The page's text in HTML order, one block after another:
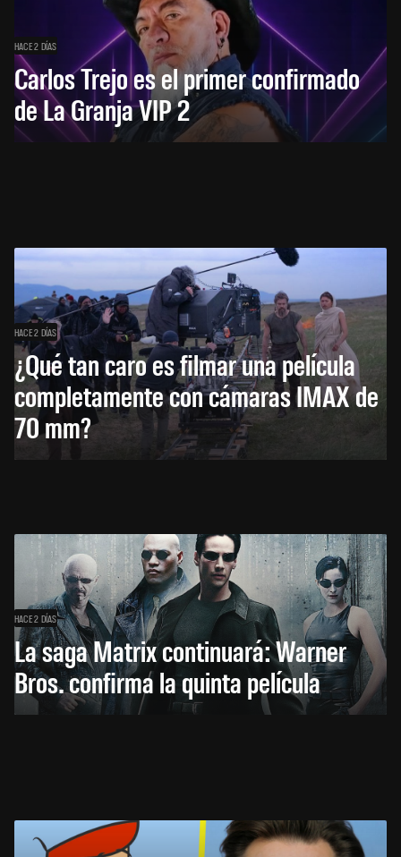
HACE 2 DÍAS
Carlos Trejo es el primer confirmado
de La Granja VIP 2
HACE 2 DÍAS
¿Qué tan caro es filmar una película
completamente con cámaras IMAX de
70 mm?
HACE 2 DÍAS
La saga Matrix continuará: Warner
Bros. confirma la quinta película